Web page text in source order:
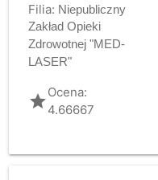
Filia: Niepubliczny
Zakład Opieki
Zdrowotnej "MED-
LASER"
gradeOcena:
4.66667